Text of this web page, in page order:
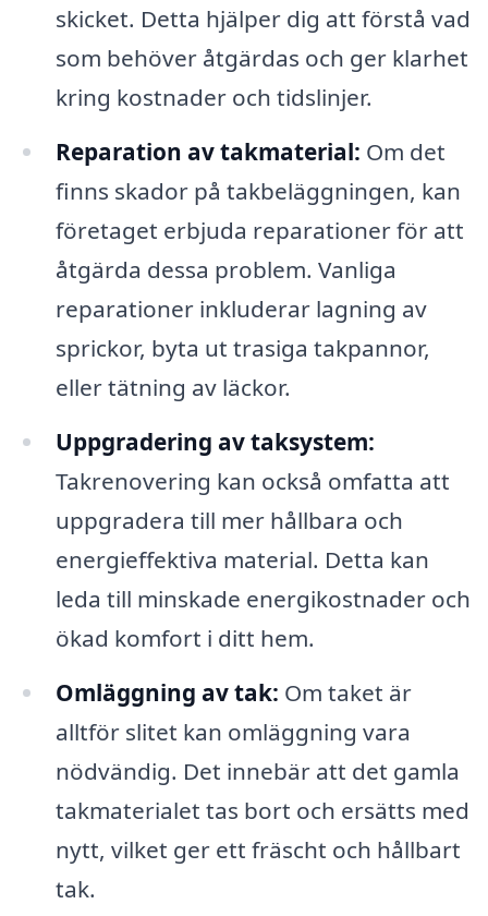
skicket. Detta hjälper dig att förstå vad
som behöver åtgärdas och ger klarhet
kring kostnader och tidslinjer.
Reparation av takmaterial: Om det
finns skador på takbeläggningen, kan
företaget erbjuda reparationer för att
åtgärda dessa problem. Vanliga
reparationer inkluderar lagning av
sprickor, byta ut trasiga takpannor,
eller tätning av läckor.
Uppgradering av taksystem:
Takrenovering kan också omfatta att
uppgradera till mer hållbara och
energieffektiva material. Detta kan
leda till minskade energikostnader och
ökad komfort i ditt hem.
Omläggning av tak: Om taket är
alltför slitet kan omläggning vara
nödvändig. Det innebär att det gamla
takmaterialet tas bort och ersätts med
nytt, vilket ger ett fräscht och hållbart
tak.